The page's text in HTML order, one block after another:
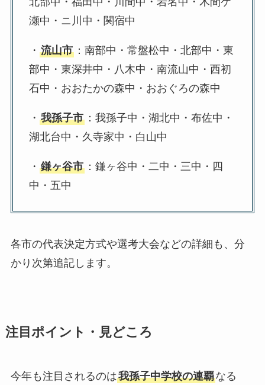
瀬中・ニ川中・関宿中
・ 流山市：南部中・常盤松中・北部中・東
部中・東深井中・八木中・南流山中・西初
石中・おおたかの森中・おおぐろの森中
・ 我孫子市：我孫子中・湖北中・布佐中・
湖北台中・久寺家中・白山中
・ 鎌ヶ谷市：鎌ヶ谷中・二中・三中・四
中・五中
各市の代表決定方式や選考大会などの詳細も、分
かり次第追記します。
注目ポイント・見どころ
今年も注目されるのは我孫子中学校の連覇なる